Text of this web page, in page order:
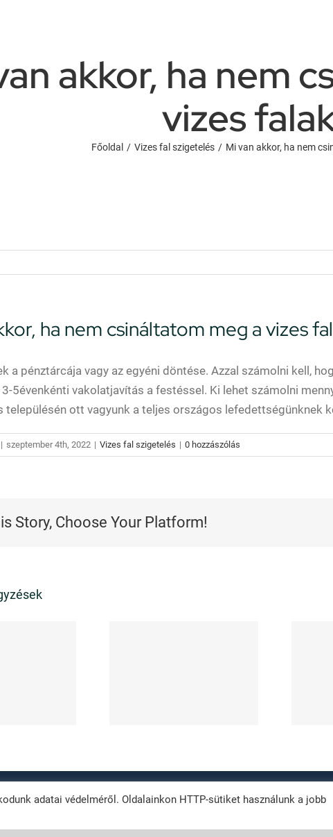
akkor, ha nem
vizes
Főoldal / Vizes fal szigetelés / Mi van akkor, ha nem
ha nem csináltatom meg a vizes
a pénztárcája vagy az egyéni döntése. Azzal számolni kell,
5évenkénti vakolatjavítás a festéssel. Ki lehet számolni
településén ott vagyunk a teljes országos lefedettségünknek
| szeptember 4th, 2022 | Vizes fal szigetelés | 0 hozzászólás
Story, Choose Your Platform!
2012 - 2026 | Vizes fal szigetelés | Szigetelés technológia
| All Rights Reserved |
adatai védelméről. Oldalainkon HTTP-sütiket használunk a jobb